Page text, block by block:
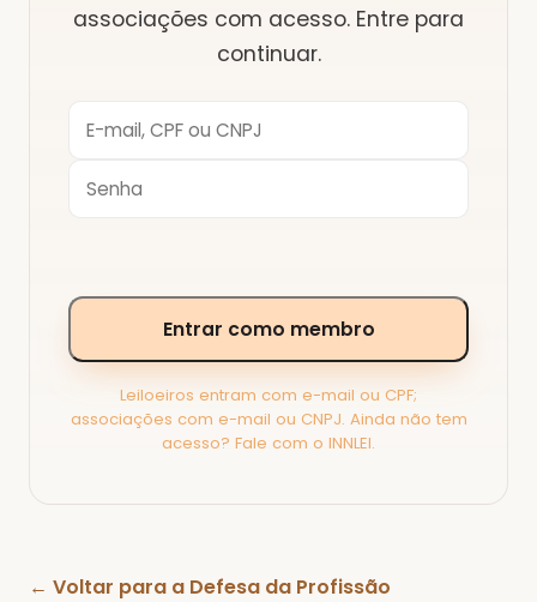
associações com acesso. Entre para
continuar.
Entrar como membro
Leiloeiros entram com e-mail ou CPF;
associações com e-mail ou CNPJ. Ainda não tem
acesso? Fale com o INNLEI.
← Voltar para a Defesa da Profissão